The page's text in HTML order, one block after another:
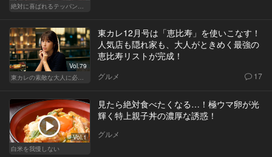
絶対に喜ばれるテッパン手土産
Vol.79
東カレの素敵な大人に必要なこと
東カレ12月号は「恵比寿」を使いこなす！
人気店も隠れ家も、大人がときめく最強の
恵比寿リストが完成！
グルメ 17
Vol.1
白米を我慢しない
見たら絶対食べたくなる…！極ウマ卵が光
輝く特上親子丼の濃厚な誘惑！
グルメ